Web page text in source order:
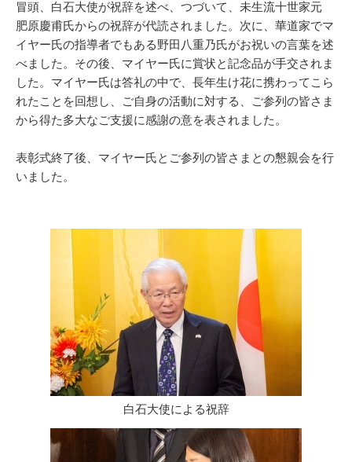
白石大使による祝辞
冒頭、白石大使が祝辞を述べ、つづいて、未生流十世家元
肥原慶甫氏からの祝辞が代読されました。次に、華道家でマ
イヤー氏の指導者でもある野田八重乃氏がお祝いの言葉を述
べました。その後、マイヤー氏に賞状と記念品が手交されま
した。マイヤー氏は答礼の中で、長年生け花に携わってこら
れたことを回想し、ご自身の活動に対する、ご参列の皆さま
から得た多大なご支援に感謝の意を表されました。
表彰式終了後、マイヤー氏とご参列の皆さまとの懇親会を行
いました。